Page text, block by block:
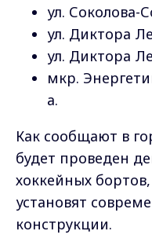
ул. Соколова-
ул. Диктора
ул. Диктора
мкр.
а.
Как сообщают в
будет проведен
хоккейных
установят
конструкции.